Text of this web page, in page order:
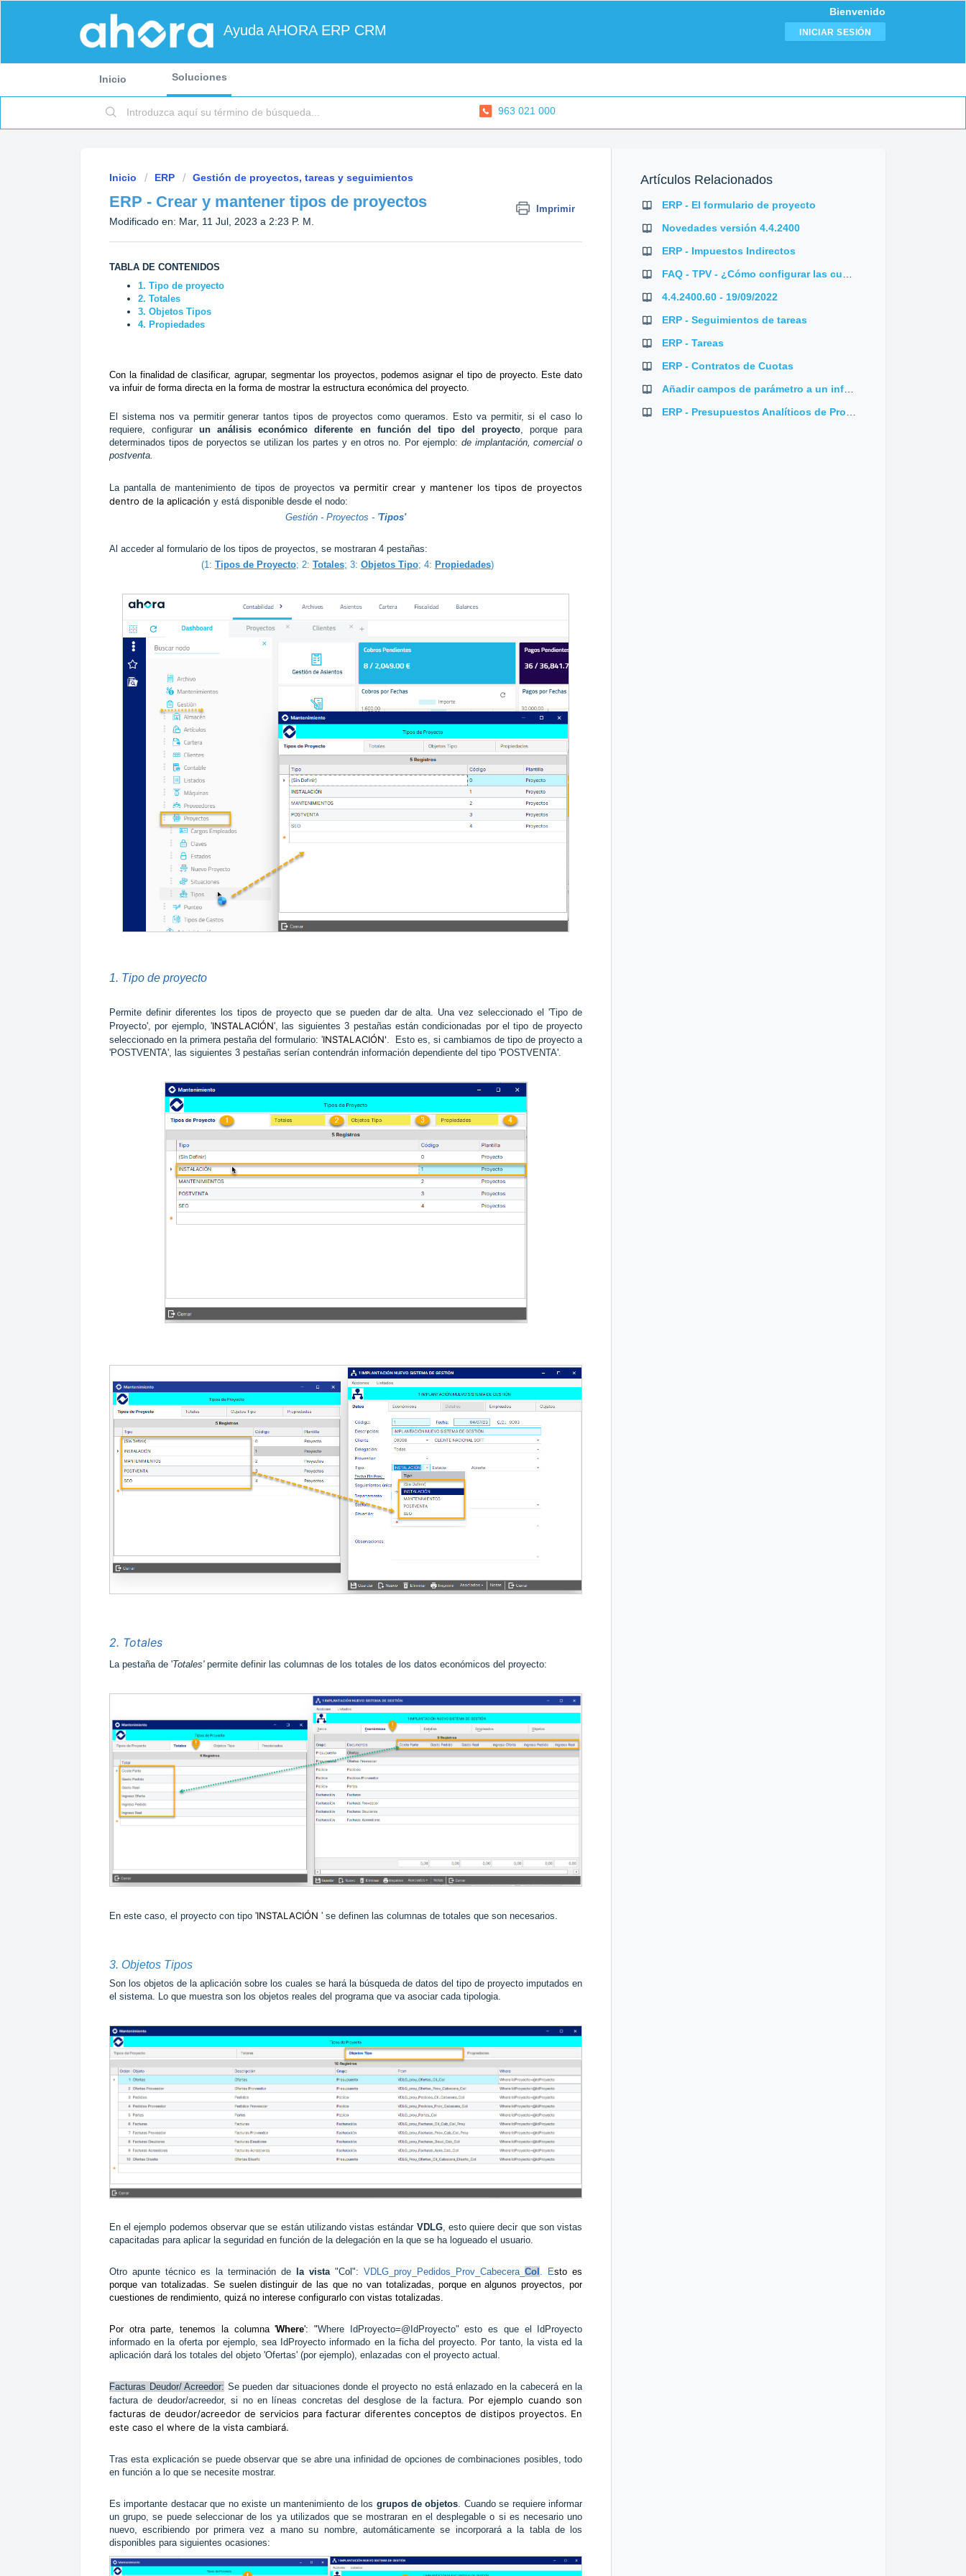
Ayuda AHORA ERP CRM
Bienvenido
INICIAR SESIÓN
Inicio Soluciones
963 021 000
Inicio ERP Gestión de proyectos, tareas y seguimientos
ERP - Crear y mantener tipos de proyectos Imprimir
Modificado en: Mar, 11 Jul, 2023 a 2:23 P. M.
TABLA DE CONTENIDOS
1. Tipo de proyecto
2. Totales
3. Objetos Tipos
4. Propiedades
Con la finalidad de clasificar, agrupar, segmentar los proyectos, podemos asignar el tipo de proyecto. Este dato
va infuir de forma directa en la forma de mostrar la estructura económica del proyecto.
El sistema nos va permitir generar tantos tipos de proyectos como queramos. Esto va permitir, si el caso lo
requiere, configurarun análisis económico diferente en función del tipo del proyecto , porque para
determinados tipos de poryectos se utilizan los partes y en otros no. Por ejemplo: de implantación, comercial o
postventa.
La pantalla de mantenimiento de tipos de proyectosva permitir crear y mantener los tipos de proyectos
dentro de la aplicación y está disponible desde el nodo:
Gestión - Proyectos - 'Tipos'
Al acceder al formulario de los tipos de proyectos, se mostraran 4 pestañas:
(1: Tipos de Proyecto; 2: Totales; 3: Objetos Tipo; 4: Propiedades)
1. Tipo de proyecto
Permite definir diferentes los tipos de proyecto que se pueden dar de alta. Una vez seleccionado el 'Tipo de
Proyecto', por ejemplo, 'INSTALACIÓN', las siguientes 3 pestañas están condicionadas por el tipo de proyecto
seleccionado en la primera pestaña del formulario: 'INSTALACIÓN'. Esto es, si cambiamos de tipo de proyecto a
'POSTVENTA', las siguientes 3 pestañas serían contendrán información dependiente del tipo 'POSTVENTA'.
2. Totales
La pestaña de 'Totales'permite definir las columnas de los totales de los datos económicos del proyecto:
En este caso, el proyecto con tipo 'INSTALACIÓN ' se definen las columnas de totales que son necesarios.
3. Objetos Tipos
Son los objetos de la aplicación sobre los cuales se hará la búsqueda de datos del tipo de proyecto imputados en
el sistema. Lo que muestra son los objetos reales del programa que va asociar cada tipologia.
En el ejemplo podemos observar que se están utilizando vistas estándar VDLG, esto quiere decir que son vistas
capacitadas para aplicar la seguridad en función de la delegación en la que se ha logueado el usuario.
Otro apunte técnico es la terminación de la vista"Col":VDLG_proy_Pedidos_Prov_Cabecera_Col . Esto es
porque van totalizadas. Se suelen distinguir de las que no van totalizadas, porque en algunos proyectos, por
cuestiones de rendimiento, quizá no interese configurarlo con vistas totalizadas.
Por otra parte, tenemos la columna 'Where': "Where IdProyecto=@IdProyecto" esto es que el IdProyecto
informado en la oferta por ejemplo, sea IdProyecto informado en la ficha del proyecto. Por tanto, la vista ed la
aplicación dará los totales del objeto 'Ofertas' (por ejemplo), enlazadas con el proyecto actual.
Facturas Deudor/ Acreedor: Se pueden dar situaciones donde el proyecto no está enlazado en la cabecerá en la
factura de deudor/acreedor, si no en líneas concretas del desglose de la factura. Por ejemplo cuando son
facturas de deudor/acreedor de servicios para facturar diferentes conceptos de distipos proyectos. En
este caso el where de la vista cambiará.
Tras esta explicación se puede observar que se abre una infinidad de opciones de combinaciones posibles, todo
en función a lo que se necesite mostrar.
Es importante destacar que no existe un mantenimiento de los grupos de objetos. Cuando se requiere informar
un grupo, se puede seleccionar de los ya utilizados que se mostraran en el desplegable o si es necesario uno
nuevo, escribiendo por primera vez a mano su nombre, automáticamente se incorporará a la tabla de los
disponibles para siguientes ocasiones:
Artículos Relacionados
ERP - El formulario de proyecto
Novedades versión 4.4.2400
ERP - Impuestos Indirectos
4.4.2400.60 - 19/09/2022
ERP - Seguimientos de tareas
ERP - Tareas
ERP - Contratos de Cuotas